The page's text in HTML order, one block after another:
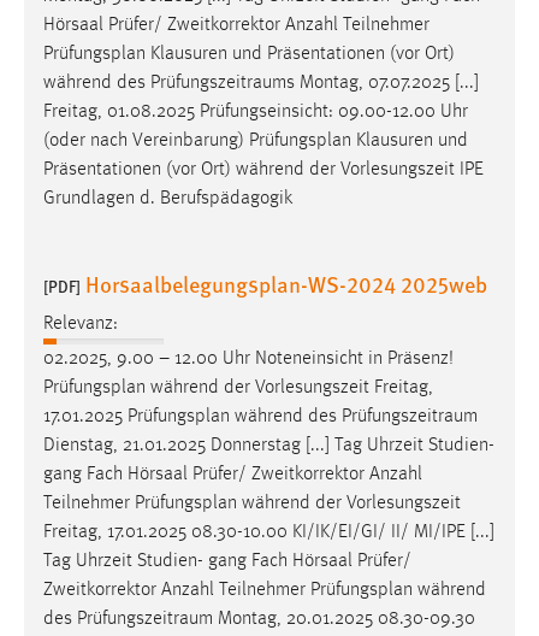
Hörsaal Prüfer/ Zweitkorrektor Anzahl Teilnehmer
Prüfungsplan Klausuren und Präsentationen (vor Ort)
während des Prüfungszeitraums Montag, 07.07.2025 [...]
Freitag, 01.08.2025 Prüfungseinsicht: 09.00-12.00 Uhr
(oder nach Vereinbarung) Prüfungsplan Klausuren und
Präsentationen (vor Ort) während der Vorlesungszeit IPE
Grundlagen d. Berufspädagogik
[PDF] Horsaalbelegungsplan-WS-2024 2025web
Relevanz:
02.2025, 9.00 – 12.00 Uhr Noteneinsicht in Präsenz!
Prüfungsplan während der Vorlesungszeit Freitag,
17.01.2025 Prüfungsplan während des Prüfungszeitraum
Dienstag, 21.01.2025 Donnerstag [...] Tag Uhrzeit Studien-
gang Fach Hörsaal Prüfer/ Zweitkorrektor Anzahl
Teilnehmer Prüfungsplan während der Vorlesungszeit
Freitag, 17.01.2025 08.30-10.00 KI/IK/EI/GI/ II/ MI/IPE [...]
Tag Uhrzeit Studien- gang Fach Hörsaal Prüfer/
Zweitkorrektor Anzahl Teilnehmer Prüfungsplan während
des Prüfungszeitraum Montag, 20.01.2025 08.30-09.30
Chat
Name:
MibewSessionID, MIBEW_UserID, mibew_locale, mibew-
chat-frame-style-5e9dbeb1811c0446
Zweck:
Wird benötigt um die Chatfunktion nutzen zu können.
5e9dbeb1811c0446 = Sitzungslaufzeit, mibew_locale = 3
Login
Name:
fe_user, be_user, be_lastLoginProvider
Zweck:
Dieser Cookie ist notwendig um sich an der Website
einloggen zu können.
Cookie Laufzeit:
24 Stunden